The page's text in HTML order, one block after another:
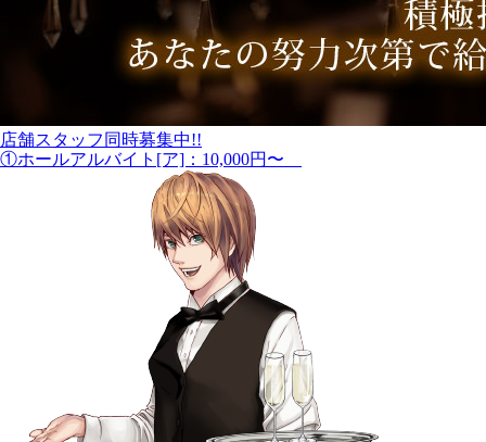
店舗スタッフ同時募集中!!
①ホールアルバイト[ア]：10,000円〜